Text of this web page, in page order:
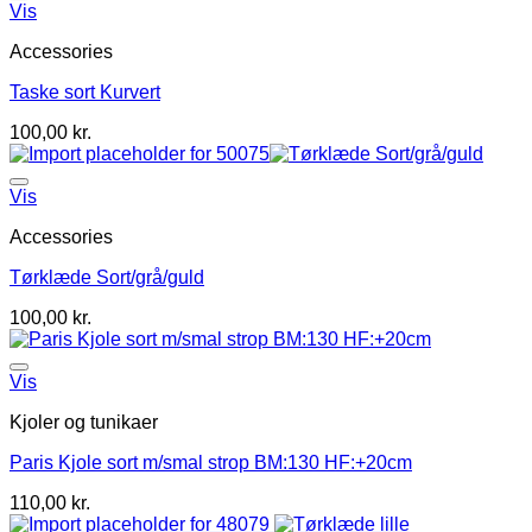
Vis
Accessories
Taske sort Kurvert
100,00 kr.
Vis
Accessories
Tørklæde Sort/grå/guld
100,00 kr.
Vis
Kjoler og tunikaer
Paris Kjole sort m/smal strop BM:130 HF:+20cm
110,00 kr.